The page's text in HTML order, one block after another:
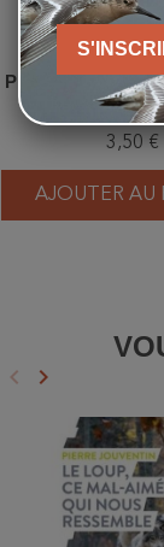
Plaque protectrice
Mésange
3,50 €
AJOUTER AU
Précédent
keyboard_arrow_left Suivant
keyboard_arrow_right